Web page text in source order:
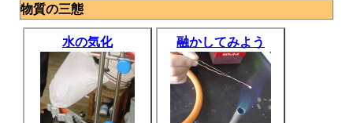
物質の三態
水の気化 融かしてみよう